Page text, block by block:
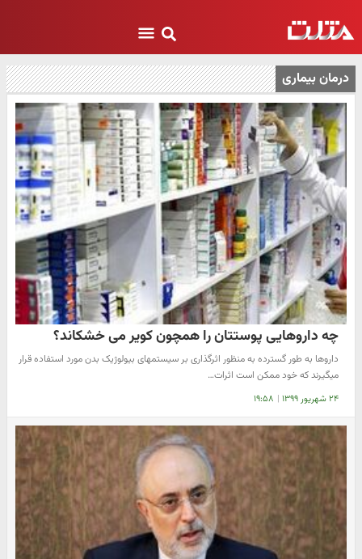
درمان بیماری
چه داروهایی پوستتان را همچون کویر می خشکاند؟
داروها به طور گسترده به منظور اثرگذاری بر سیستمهای بیولوژیک بدن مورد استفاده قرار
میگیرند که خود ممکن است اثرات…
۲۴ شهریور ۱۳۹۹ | ۱۹:۵۸